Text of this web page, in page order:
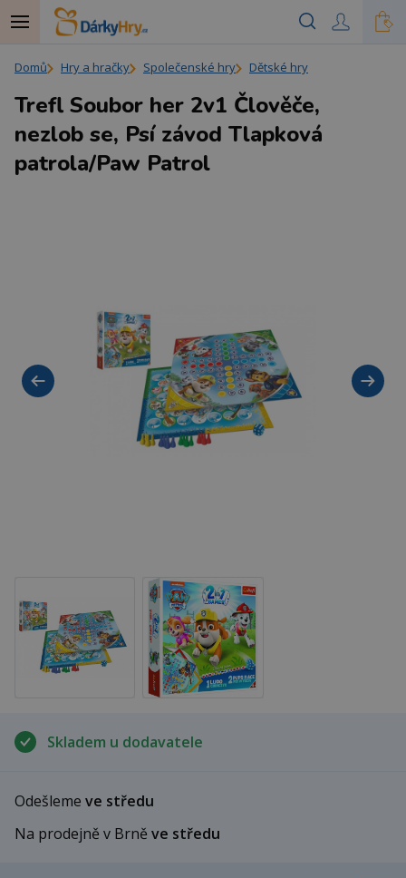
Domů Hry a hračky Společenské hry Dětské hry
Skladem u dodavatele
Odešleme ve středu
Na prodejně v Brně ve středu
Trefl Soubor her 2v1 Člověče,
nezlob se, Psí závod Tlapková
patrola/Paw Patrol